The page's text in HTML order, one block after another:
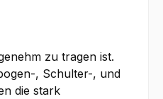
zu tragen ist.
, Schulter-, und
die stark